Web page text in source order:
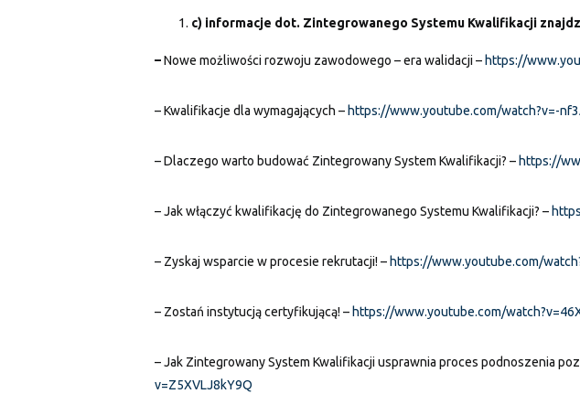
c) informacje dot. Zintegrowanego Systemu Kwalifikacji
–Nowe możliwości rozwoju zawodowego – era walidacji – https://
– Kwalifikacje dla wymagających – https://www.youtube.com/watch?v=-
– Dlaczego warto budować Zintegrowany System Kwalifikacji? – https://
– Jak włączyć kwalifikację do Zintegrowanego Systemu Kwalifikacji? –
– Zyskaj wsparcie w procesie rekrutacji! – https://www.youtube.com/
– Zostań instytucją certyfikującą! – https://www.youtube.com/
– Jak Zintegrowany System Kwalifikacji usprawnia proces podnoszenia
v=Z5XVLJ8kY9Q